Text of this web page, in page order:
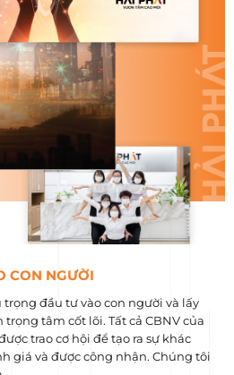
CON NGƯỜI
đầu tư vào con người và lấy
tâm cốt lõi. Tất cả CBNV của
trao cơ hội để tạo ra sự khác
giá và được công nhận. Chúng tôi